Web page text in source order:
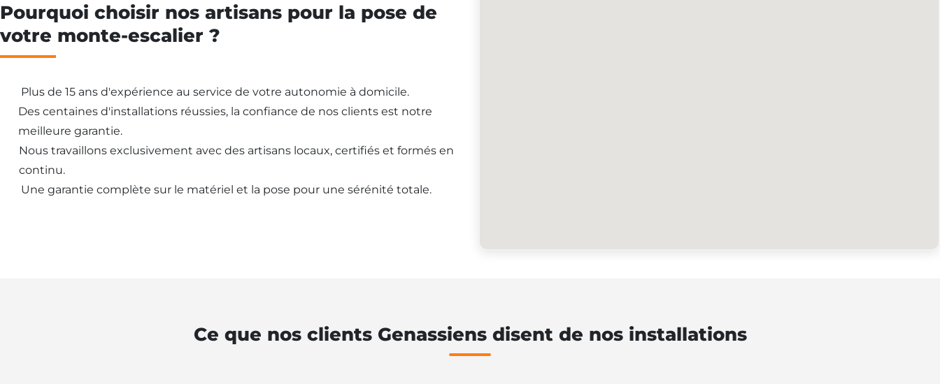
Pourquoi choisir nos artisans pour la pose de
votre monte-escalier ?
Plus de 15 ans d'expérience au service de votre autonomie à domicile.
Des centaines d'installations réussies, la confiance de nos clients est notre
meilleure garantie.
Nous travaillons exclusivement avec des artisans locaux, certifiés et formés en
continu.
Une garantie complète sur le matériel et la pose pour une sérénité totale.
Ce que nos clients Genassiens disent de nos installations